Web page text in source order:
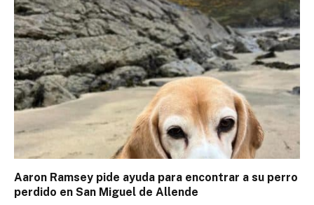
Aaron Ramsey pide ayuda para encontrar a su perro
perdido en San Miguel de Allende